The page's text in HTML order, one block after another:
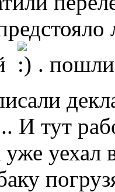
.
И тут
уже уехал